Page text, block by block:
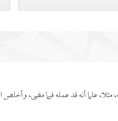
علما أنه قد عمله فيما مضى،